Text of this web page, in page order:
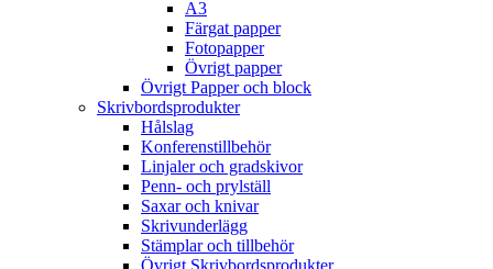
A3
Färgat papper
Fotopapper
Övrigt papper
Övrigt Papper och block
Skrivbordsprodukter
Hålslag
Konferenstillbehör
Linjaler och gradskivor
Penn- och prylställ
Saxar och knivar
Skrivunderlägg
Stämplar och tillbehör
Övrigt Skrivbordsprodukter